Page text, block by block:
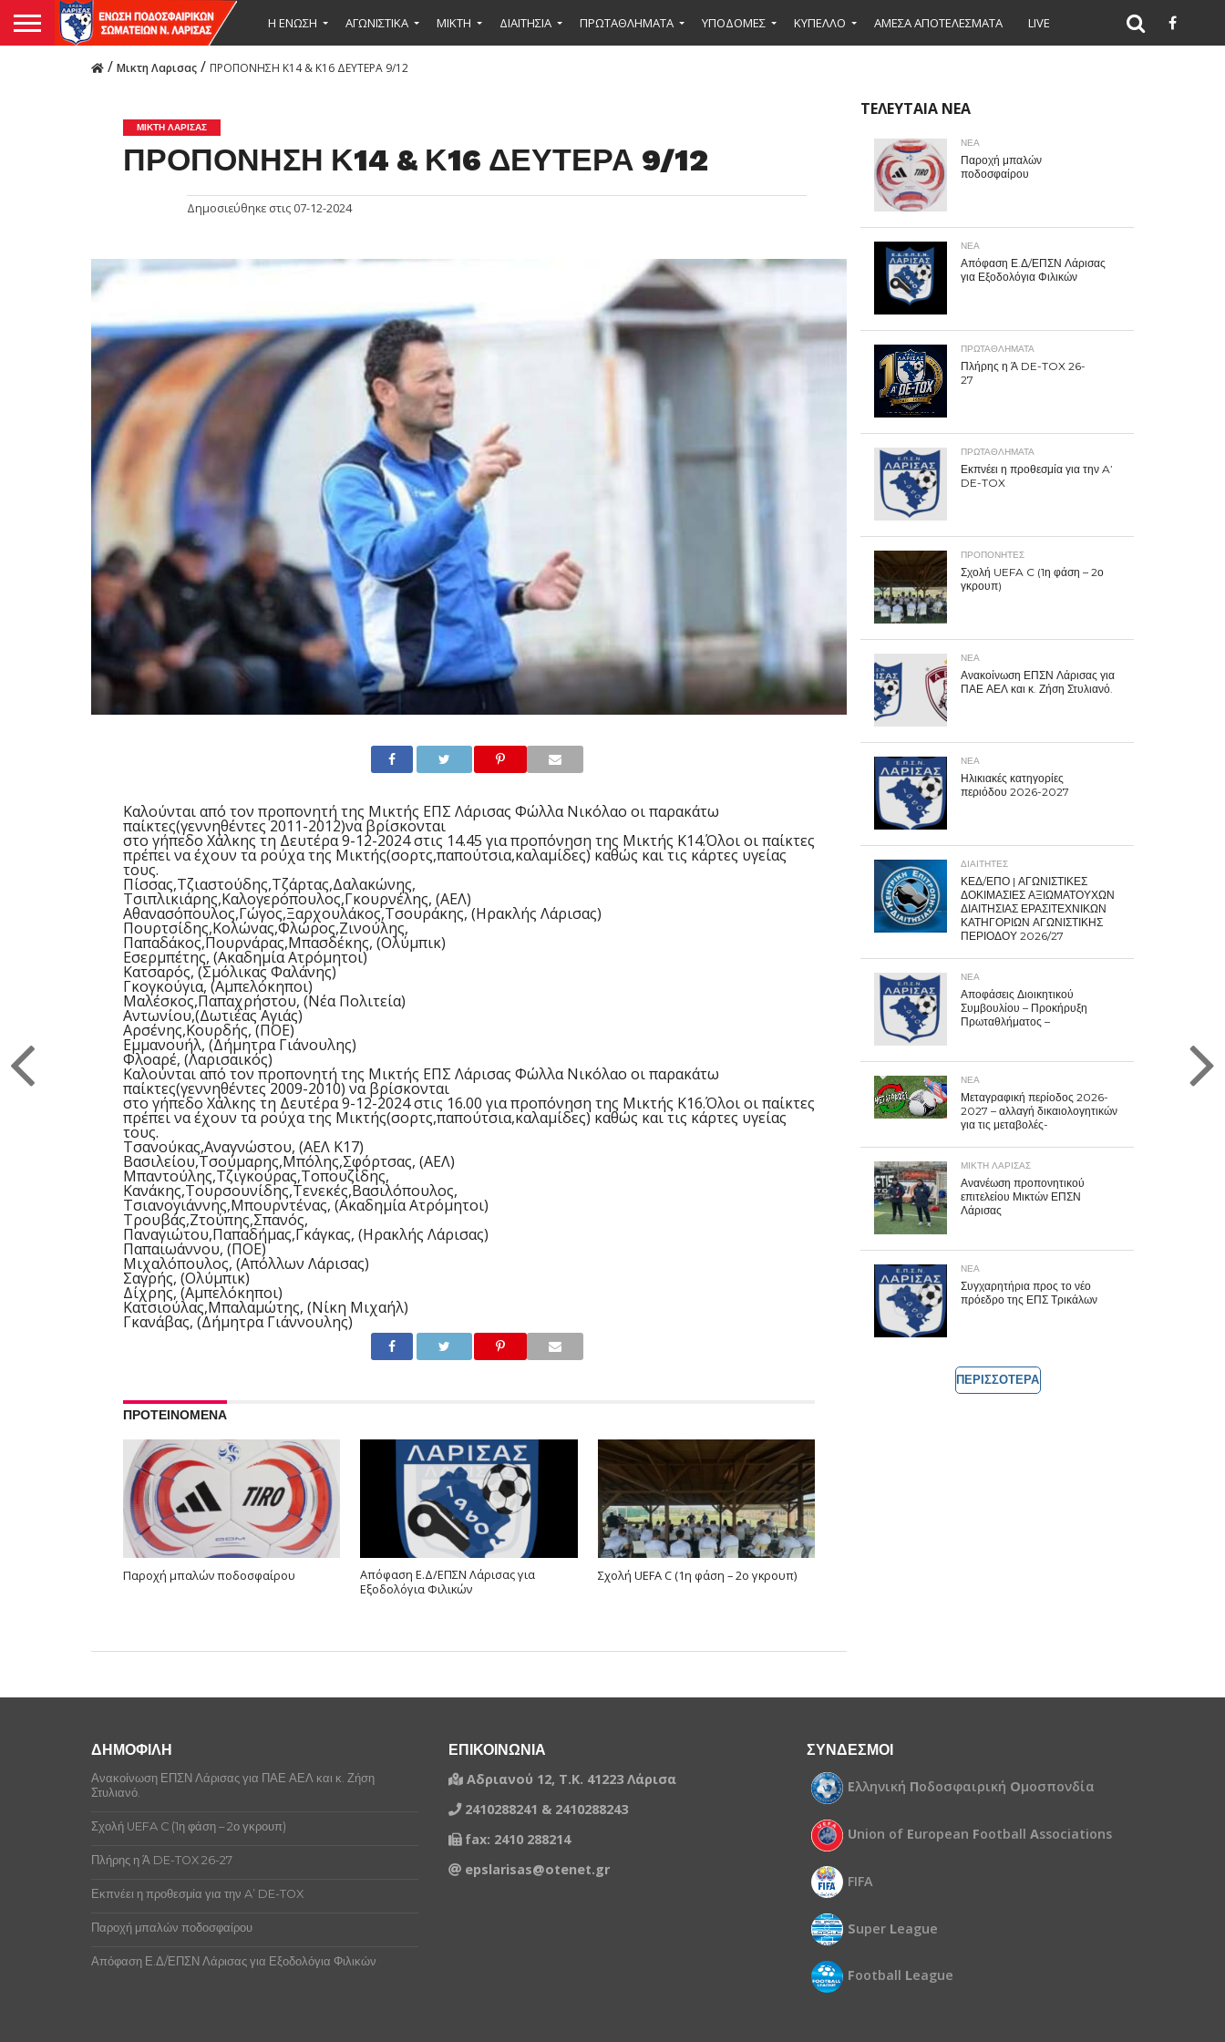
Η ΕΝΩΣΗ ΑΓΩΝΙΣΤΙΚΑ ΜΙΚΤΉ ΔΙΑΙΤΗΣΙΑ ΠΡΩΤΑΘΛΗΜΑΤΑ ΥΠΟΔΟΜΕΣ ΚΥΠΕΛΛΟ ΑΜΕΣΑ ΑΠΟΤΕΛΕΣΜΑΤΑ LIVE
/ Μικτη Λαρισας / ΠΡΟΠΟΝΗΣΗ Κ14 & Κ16 ΔΕΥΤΕΡΑ 9/12
ΜΙΚΤΗ ΛΑΡΙΣΑΣ
ΠΡΟΠΟΝΗΣΗ Κ14 & Κ16 ΔΕΥΤΕΡΑ 9/12
Δημοσιεύθηκε στις 07-12-2024
Καλούνται από τον προπονητή της Μικτής ΕΠΣ Λάρισας Φώλλα Νικόλαο οι παρακάτω
παίκτες(γεννηθέντες 2011-2012)να βρίσκονται
στο γήπεδο Χάλκης τη Δευτέρα 9-12-2024στις 14.45 για προπόνηση της Μικτής Κ14.Όλοι οι παίκτες
πρέπει να έχουν τα ρούχα της Μικτής(σορτς,παπούτσια,καλαμίδες) καθώς και τις κάρτες υγείας
τους.
Πίσσας,Τζιαστούδης,Τζάρτας,Δαλακώνης,
Τσιπλικιάρης,Καλογερόπουλος,Γκουρνέλης, (ΑΕΛ)
Αθανασόπουλος,Γώγος,Ξαρχουλάκος,Τσουράκης, (Ηρακλής Λάρισας)
Πουρτσίδης,Κολώνας,Φλώρος,Ζινούλης,
Παπαδάκος,Πουρνάρας,Μπασδέκης, (Ολύμπικ)
Εσερμπέτης, (Ακαδημία Ατρόμητοι)
Κατσαρός, (Σμόλικας Φαλάνης)
Γκογκούγια, (Αμπελόκηποι)
Μαλέσκος,Παπαχρήστου, (Νέα Πολιτεία)
Αντωνίου,(Δωτιέας Αγιάς)
Αρσένης,Κουρδής, (ΠΟΕ)
Εμμανουήλ, (Δήμητρα Γιάνουλης)
Φλοαρέ, (Λαρισαικός)
Καλούνται από τον προπονητή της Μικτής ΕΠΣ Λάρισας Φώλλα Νικόλαο οι παρακάτω
παίκτες(γεννηθέντες 2009-2010) να βρίσκονται
στο γήπεδο Χάλκης τη Δευτέρα 9-12-2024στις 16.00 για προπόνηση της Μικτής Κ16.Όλοι οι παίκτες
πρέπει να έχουν τα ρούχα της Μικτής(σορτς,παπούτσια,καλαμίδες) καθώς και τις κάρτες υγείας
τους.
Τσανούκας,Αναγνώστου, (ΑΕΛ Κ17)
Βασιλείου,Τσούμαρης,Μπόλης,Σφόρτσας, (ΑΕΛ)
Μπαντούλης,Τζιγκούρας,Τοπουζίδης,
Κανάκης,Τουρσουνίδης,Τενεκές,Βασιλόπουλος,
Τσιανογιάννης,Μπουρντένας, (Ακαδημία Ατρόμητοι)
Τρουβάς,Ζτούπης,Σπανός,
Παναγιώτου,Παπαδήμας,Γκάγκας, (Ηρακλής Λάρισας)
Παπαιωάννου, (ΠΟΕ)
Μιχαλόπουλος, (Απόλλων Λάρισας)
Σαγρής, (Ολύμπικ)
Δίχρης, (Αμπελόκηποι)
Κατσιούλας,Μπαλαμώτης, (Νίκη Μιχαήλ)
Γκανάβας, (Δήμητρα Γιάννουλης)
ΠΡΟΤΕΙΝΟΜΕΝΑ
Παροχή μπαλών ποδοσφαίρου
Απόφαση Ε.Δ/ΕΠΣΝ Λάρισας για
Εξοδολόγια Φιλικών
Σχολή UEFA C (1η φάση – 2ο γκρουπ)
ΤΕΛΕΥΤΑΙΑ ΝΕΑ
ΝΕΑ
Παροχή μπαλών
ποδοσφαίρου
ΝΕΑ
Απόφαση Ε.Δ/ΕΠΣΝ Λάρισας
για Εξοδολόγια Φιλικών
ΠΡΩΤΑΘΛΉΜΑΤΑ
Πλήρης η Ά DE-TOX 26-
27
ΠΡΩΤΑΘΛΉΜΑΤΑ
Εκπνέει η προθεσμία για την A’
DE-TOX
ΠΡΟΠΟΝΗΤΈΣ
Σχολή UEFA C (1η φάση – 2ο
γκρουπ)
ΝΕΑ
Ανακοίνωση ΕΠΣΝ Λάρισας για
ΠΑΕ ΑΕΛ και κ. Ζήση Στυλιανό.
ΝΕΑ
Ηλικιακές κατηγορίες
περιόδου 2026-2027
ΔΙΑΙΤΗΤΕΣ
ΚΕΔ/ΕΠΟ | ΑΓΩΝΙΣΤΙΚΕΣ
ΔΟΚΙΜΑΣΙΕΣ ΑΞΙΩΜΑΤΟΥΧΩΝ
ΔΙΑΙΤΗΣΙΑΣ ΕΡΑΣΙΤΕΧΝΙΚΩΝ
ΚΑΤΗΓΟΡΙΩΝ ΑΓΩΝΙΣΤΙΚΗΣ
ΠΕΡΙΟΔΟΥ 2026/27
ΝΕΑ
Αποφάσεις Διοικητικού
Συμβουλίου – Προκήρυξη
Πρωταθλήματος –
ΝΕΑ
Μεταγραφική περίοδος 2026-
2027 – αλλαγή δικαιολογητικών
για τις μεταβολές-
ΜΙΚΤΗ ΛΑΡΙΣΑΣ
Ανανέωση προπονητικού
επιτελείου Μικτών ΕΠΣΝ
Λάρισας
ΝΕΑ
Συγχαρητήρια προς το νέο
πρόεδρο της ΕΠΣ Τρικάλων
ΠΕΡΙΣΣΟΤΕΡΑ
ΔΗΜΟΦΙΛΗ
Ανακοίνωση ΕΠΣΝ Λάρισας για ΠΑΕ ΑΕΛ και κ. Ζήση
Στυλιανό.
Σχολή UEFA C (1η φάση – 2ο γκρουπ)
Πλήρης η Ά DE-TOX 26-27
Εκπνέει η προθεσμία για την A’ DE-TOX
Παροχή μπαλών ποδοσφαίρου
Απόφαση Ε.Δ/ΕΠΣΝ Λάρισας για Εξοδολόγια Φιλικών
ΕΠΙΚΟΙΝΩΝΙΑ
Αδριανού 12, Τ.Κ. 41223 Λάρισα
2410288241 & 2410288243
fax: 2410 288214
epslarisas@otenet.gr
ΣΥΝΔΕΣΜΟΙ
Ελληνική Ποδοσφαιρική Ομοσπονδία
Union of European Football Associations
FIFA
Super League
Football League